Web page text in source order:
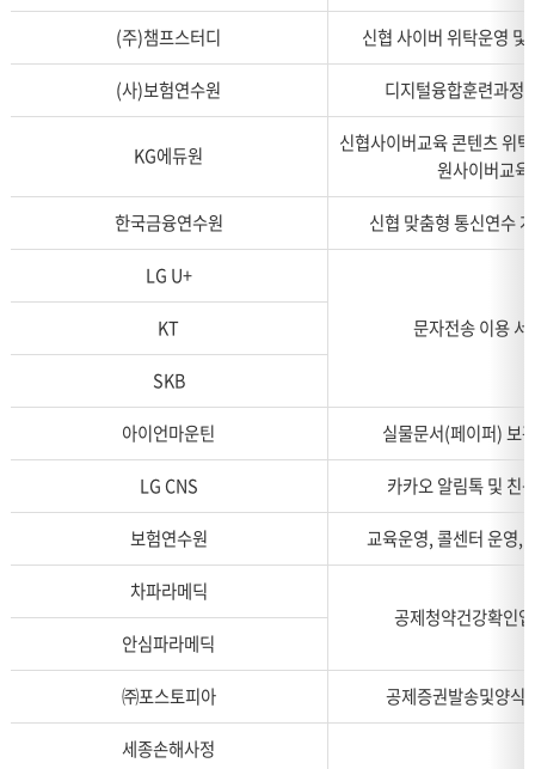
누
설
합
(주)챔프스터디
신협 사이버 위탁운영 및
(사)보험연수원
디지털융합훈련과정
KG에듀원
신협사이버교육 콘텐츠 위
원사이버교
한국금융연수원
신협 맞춤형 통신연수
LG U+
문자전송 이용 서
KT
SKB
아이언마운틴
실물문서(페이퍼) 보
LG CNS
카카오 알림톡 및 친
보험연수원
교육운영, 콜센터 운영,
차파라메딕
공제청약건강확인
안심파라메딕
㈜포스토피아
공제증권발송및양식
세종손해사정